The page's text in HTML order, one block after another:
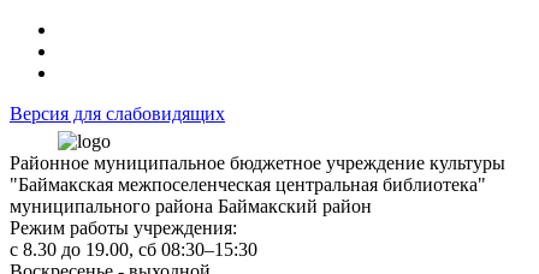
Версия для слабовидящих
Районное муниципальное бюджетное учреждение культуры
"Баймакская межпоселенческая центральная библиотека"
муниципального района Баймакский район
Режим работы учреждения:
с 8.30 до 19.00, сб 08:30–15:30